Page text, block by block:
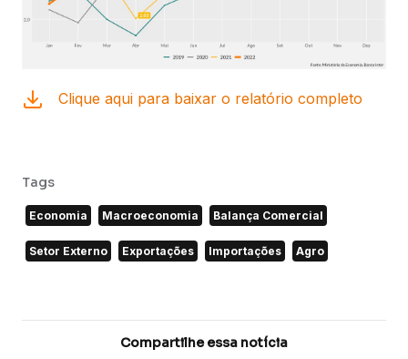
Clique aqui para baixar o relatório completo
Tags
Economia Macroeconomia Balança Comercial
Setor Externo Exportações Importações Agro
Compartilhe essa notícia